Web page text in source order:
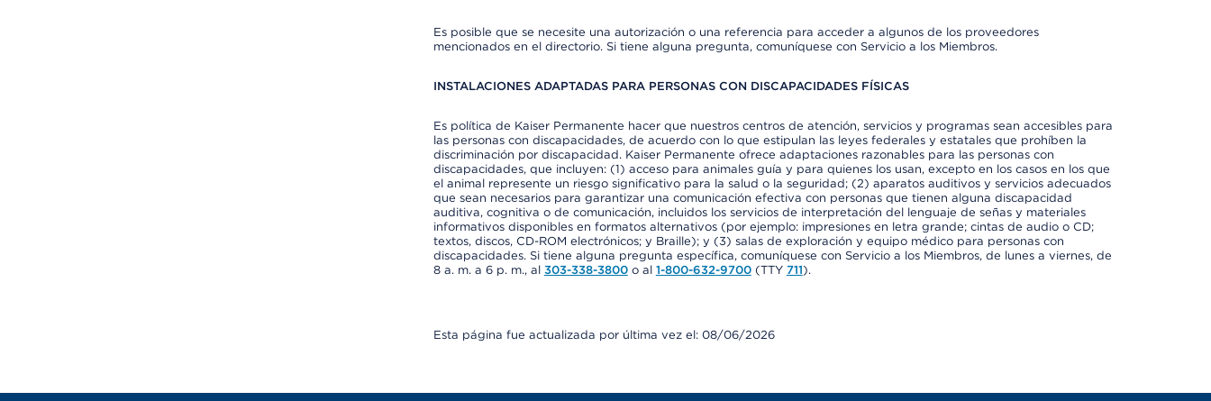
Es posible que se necesite una autorización o una referencia para acceder a algunos de los proveedores
mencionados en el directorio. Si tiene alguna pregunta, comuníquese con Servicio a los Miembros.
INSTALACIONES ADAPTADAS PARA PERSONAS CON DISCAPACIDADES FÍSICAS
Es política de Kaiser Permanente hacer que nuestros centros de atención, servicios y programas sean accesibles para
las personas con discapacidades, de acuerdo con lo que estipulan las leyes federales y estatales que prohíben la
discriminación por discapacidad. Kaiser Permanente ofrece adaptaciones razonables para las personas con
discapacidades, que incluyen: (1) acceso para animales guía y para quienes los usan, excepto en los casos en los que
el animal represente un riesgo significativo para la salud o la seguridad; (2) aparatos auditivos y servicios adecuados
que sean necesarios para garantizar una comunicación efectiva con personas que tienen alguna discapacidad
auditiva, cognitiva o de comunicación, incluidos los servicios de interpretación del lenguaje de señas y materiales
informativos disponibles en formatos alternativos (por ejemplo: impresiones en letra grande; cintas de audio o CD;
textos, discos, CD-ROM electrónicos; y Braille); y (3) salas de exploración y equipo médico para personas con
discapacidades. Si tiene alguna pregunta específica, comuníquese con Servicio a los Miembros, de lunes a viernes, de
8 a. m. a 6 p. m., al 303-338-3800o al 1-800-632-9700(TTY 711).
Esta página fue actualizada por última vez el: 08/06/2026